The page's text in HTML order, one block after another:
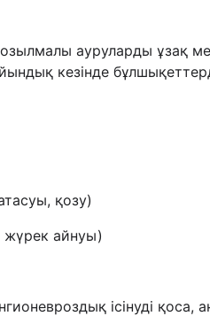
ауруларды ұзақ
кезінде
қозу)
жүрек айнуы)
ісінуді қоса,